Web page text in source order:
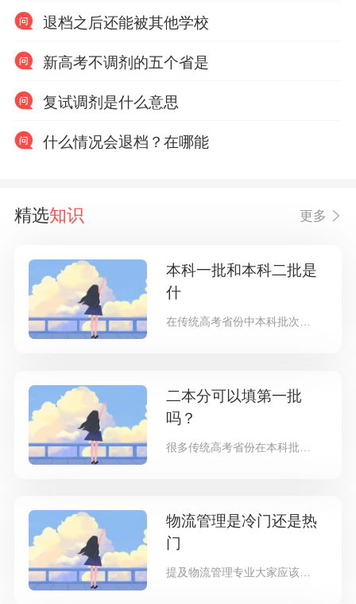
退档之后还能被其他学校
新高考不调剂的五个省是
复试调剂是什么意思
什么情况会退档？在哪能
精选知识 更多
本科一批和本科二批是
什
二本分可以填第一批
吗？
物流管理是冷门还是热
门
提及物流管理专业大家应该不陌生，因为该专业相关的行业就在我们身边，最常见的网上购物就与物流管理息息相关，没有物流管理，我们